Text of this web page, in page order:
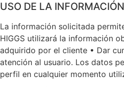
USO DE LA INFORMACIÓN
La información solicitada
HIGGS utilizará la información
adquirido por el cliente • Dar
atención al usuario. Los datos
perfil en cualquier momento